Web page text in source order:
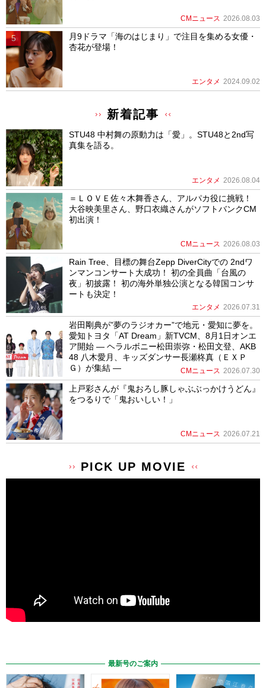
CMニュース 2026.08.03
月9ドラマ「海のはじまり」で注目を集める女優・
杏花が登場！
エンタメ 2024.09.02
新着記事
STU48 中村舞の原動力は「愛」。STU48と2nd写
真集を語る。
エンタメ 2026.08.04
＝ＬＯＶＥ佐々木舞香さん、アルパカ役に挑戦！
大谷映美里さん、野口衣織さんがソフトバンクCM
初出演！
CMニュース 2026.08.03
Rain Tree、目標の舞台Zepp DiverCityでの 2ndワ
ンマンコンサート大成功！ 初の全員曲「台風の
夜」初披露！ 初の海外単独公演となる韓国コンサ
ートも決定！
エンタメ 2026.07.31
岩田剛典が”夢のラジオカー”で地元・愛知に夢を。
愛知トヨタ「AT Dream」新TVCM、8月1日オンエ
ア開始 ― ヘラルボニー松田崇弥・松田文登、AKB
48 八木愛月、キッズダンサー長瀬柊真（ＥＸＰ
Ｇ）が集結 ―
CMニュース 2026.07.30
上戸彩さんが『鬼おろし豚しゃぶぶっかけうどん』
をつるりで「鬼おいしい！」
CMニュース 2026.07.21
PICK UP MOVIE
最新号のご案内